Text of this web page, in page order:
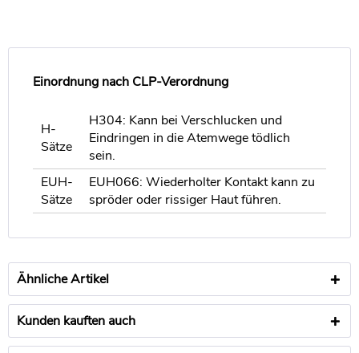
Einordnung nach CLP-Verordnung
H-
Sätze
H304: Kann bei Verschlucken und
Eindringen in die Atemwege tödlich
sein.
EUH-
Sätze
EUH066: Wiederholter Kontakt kann zu
spröder oder rissiger Haut führen.
Ähnliche Artikel
Kunden kauften auch